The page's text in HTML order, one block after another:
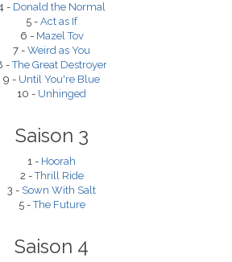
- Donald the Normal
5 - Act as If
6 - Mazel Tov
7 - Weird as You
-The Great Destroyer
9 - Until You're Blue
10 - Unhinged
Saison 3
1 - Hoorah
2 -Thrill Ride
3 - Sown With Salt
5 -The Future
Saison 4